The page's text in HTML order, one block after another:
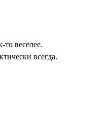
веселее.
всегда.